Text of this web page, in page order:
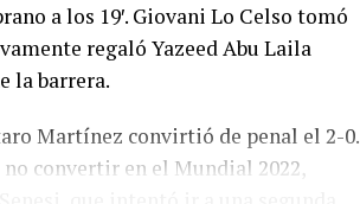
a los 19′. Giovani Lo Celso tomó
regaló Yazeed Abu Laila
la barrera.
Martínez convirtió de penal el 2-0.
convertir en el Mundial 2022,